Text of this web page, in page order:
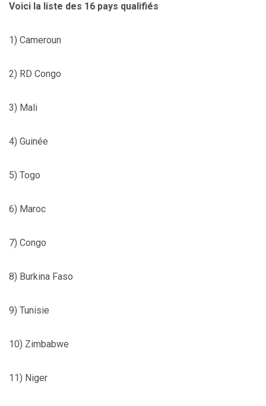
Voici la liste des 16 pays qualifiés
1) Cameroun
2) RD Congo
3) Mali
4) Guinée
5) Togo
6) Maroc
7) Congo
8) Burkina Faso
9) Tunisie
10) Zimbabwe
11) Niger